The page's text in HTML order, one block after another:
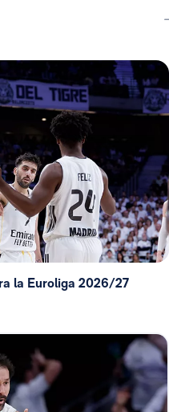
la Euroliga 2026/27